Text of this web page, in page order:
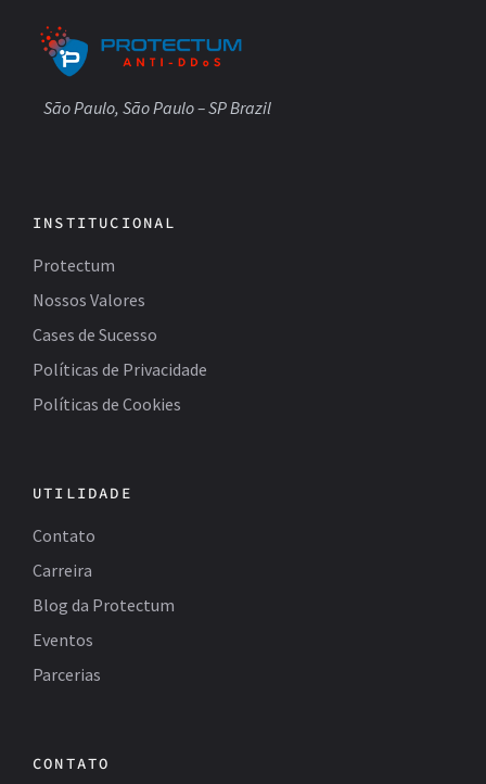
São Paulo, São Paulo – SP Brazil
INSTITUCIONAL
Protectum
Nossos Valores
Cases de Sucesso
Políticas de Privacidade
Políticas de Cookies
UTILIDADE
Contato
Carreira
Blog da Protectum
Eventos
Parcerias
CONTATO